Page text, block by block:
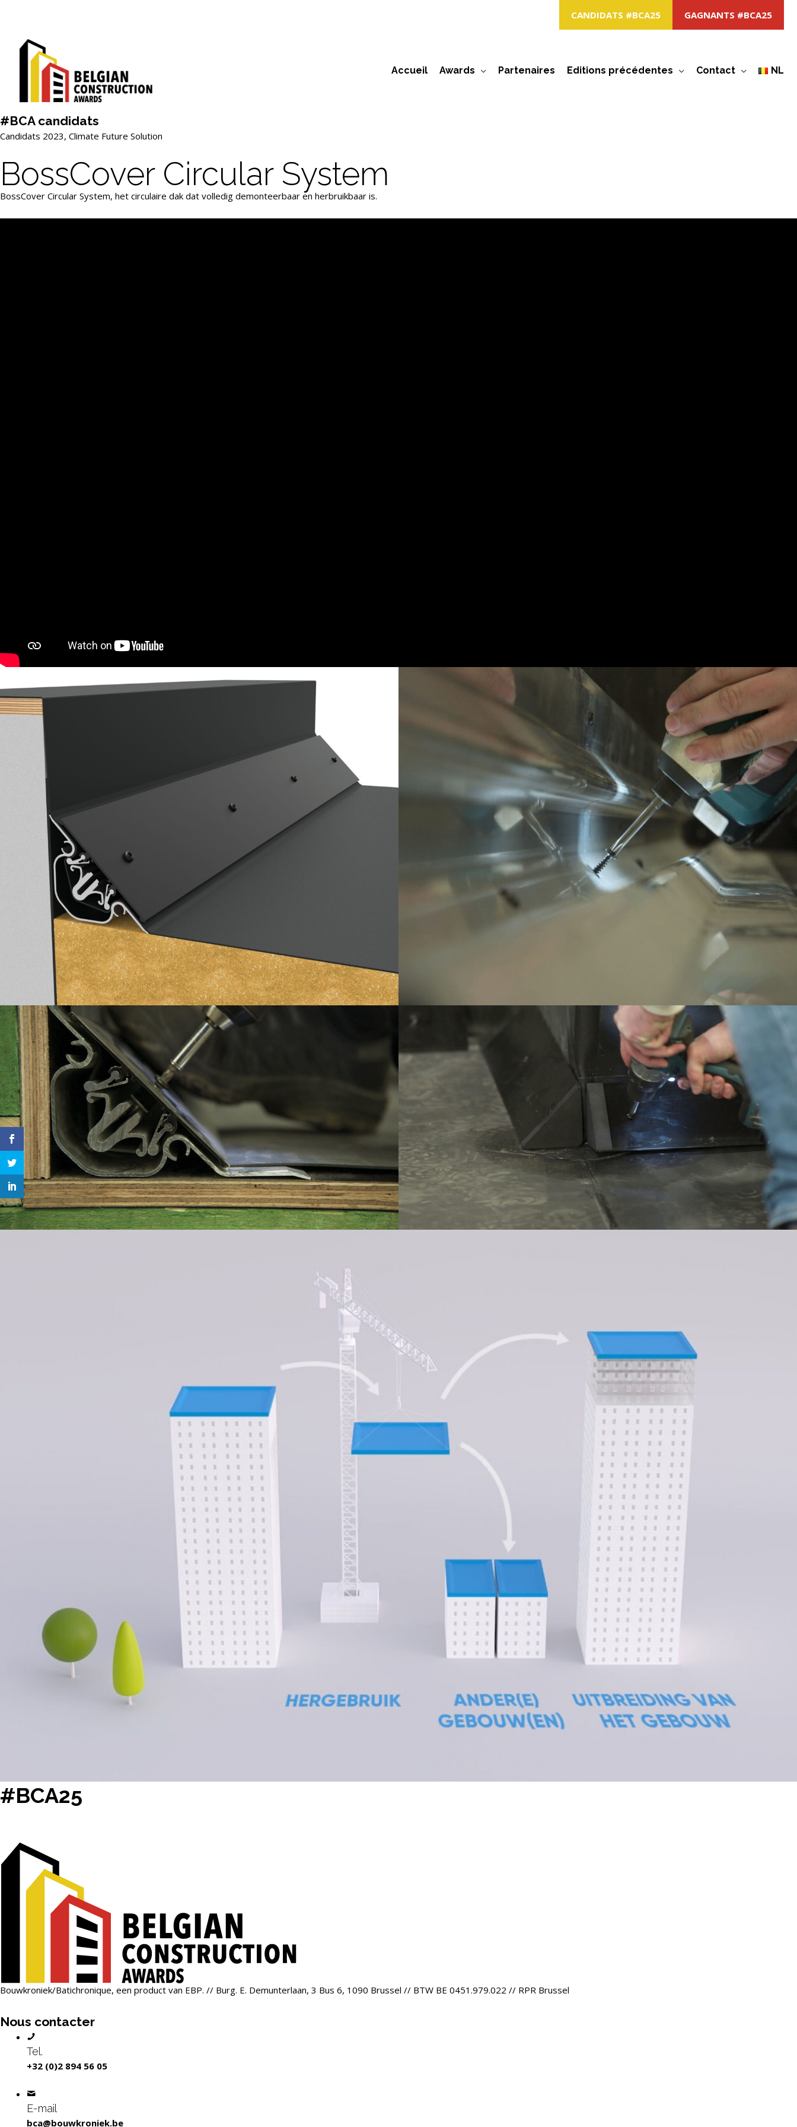
CANDIDATS #BCA25 GAGNANTS #BCA25
Accueil Awards Partenaires Editions précédentes Contact NL
#BCA candidats
Candidats 2023, Climate Future Solution
BossCover Circular System
BossCover Circular System, het circulaire dak dat volledig demonteerbaar en herbruikbaar is.
#BCA25
Bouwkroniek/Batichronique, een product van EBP. // Burg. E. Demunterlaan, 3 Bus 6, 1090 Brussel // BTW BE 0451.979.022 // RPR Brussel
Nous contacter
Tel.
+32 (0)2 894 56 05
E-mail
bca@bouwkroniek.be